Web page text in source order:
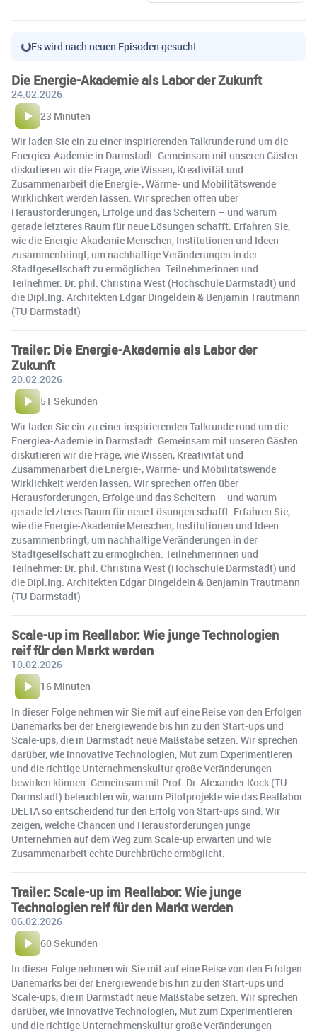
Es wird nach neuen Episoden gesucht …
Die Energie-Akademie als Labor der Zukunft
24.02.2026
23 Minuten
Wir laden Sie ein zu einer inspirierenden Talkrunde rund um die
Energiea-Aademie in Darmstadt. Gemeinsam mit unseren Gästen
diskutieren wir die Frage, wie Wissen, Kreativität und
Zusammenarbeit die Energie-, Wärme- und Mobilitätswende
Wirklichkeit werden lassen. Wir sprechen offen über
Herausforderungen, Erfolge und das Scheitern – und warum
gerade letzteres Raum für neue Lösungen schafft. Erfahren Sie,
wie die Energie-Akademie Menschen, Institutionen und Ideen
zusammenbringt, um nachhaltige Veränderungen in der
Stadtgesellschaft zu ermöglichen. Teilnehmerinnen und
Teilnehmer: Dr. phil. Christina West (Hochschule Darmstadt) und
die Dipl.Ing. Architekten Edgar Dingeldein & Benjamin Trautmann
(TU Darmstadt)
Trailer: Die Energie-Akademie als Labor der
Zukunft
20.02.2026
51 Sekunden
Wir laden Sie ein zu einer inspirierenden Talkrunde rund um die
Energiea-Aademie in Darmstadt. Gemeinsam mit unseren Gästen
diskutieren wir die Frage, wie Wissen, Kreativität und
Zusammenarbeit die Energie-, Wärme- und Mobilitätswende
Wirklichkeit werden lassen. Wir sprechen offen über
Herausforderungen, Erfolge und das Scheitern – und warum
gerade letzteres Raum für neue Lösungen schafft. Erfahren Sie,
wie die Energie-Akademie Menschen, Institutionen und Ideen
zusammenbringt, um nachhaltige Veränderungen in der
Stadtgesellschaft zu ermöglichen. Teilnehmerinnen und
Teilnehmer: Dr. phil. Christina West (Hochschule Darmstadt) und
die Dipl.Ing. Architekten Edgar Dingeldein & Benjamin Trautmann
(TU Darmstadt)
Scale-up im Reallabor: Wie junge Technologien
reif für den Markt werden
10.02.2026
16 Minuten
In dieser Folge nehmen wir Sie mit auf eine Reise von den Erfolgen
Dänemarks bei der Energiewende bis hin zu den Start-ups und
Scale-ups, die in Darmstadt neue Maßstäbe setzen. Wir sprechen
darüber, wie innovative Technologien, Mut zum Experimentieren
und die richtige Unternehmenskultur große Veränderungen
bewirken können. Gemeinsam mit Prof. Dr. Alexander Kock (TU
Darmstadt) beleuchten wir, warum Pilotprojekte wie das Reallabor
DELTA so entscheidend für den Erfolg von Start-ups sind. Wir
zeigen, welche Chancen und Herausforderungen junge
Unternehmen auf dem Weg zum Scale-up erwarten und wie
Zusammenarbeit echte Durchbrüche ermöglicht.
Trailer: Scale-up im Reallabor: Wie junge
Technologien reif für den Markt werden
06.02.2026
60 Sekunden
In dieser Folge nehmen wir Sie mit auf eine Reise von den Erfolgen
Dänemarks bei der Energiewende bis hin zu den Start-ups und
Scale-ups, die in Darmstadt neue Maßstäbe setzen. Wir sprechen
darüber, wie innovative Technologien, Mut zum Experimentieren
und die richtige Unternehmenskultur große Veränderungen